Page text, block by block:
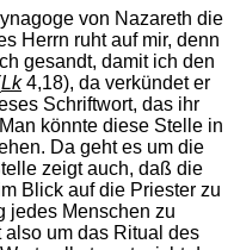
von Nazareth die
Herrn ruht auf mir, denn
gesandt, damit ich den
Lk4,18), da verkündet er
Schriftwort, das ihr
könnte diese Stelle in
Da geht es um die
zeigt auch, daß die
Blick auf die Priester zu
jedes Menschen zu
um das Ritual des